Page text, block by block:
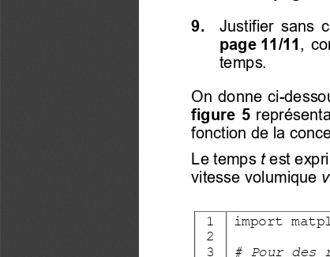
9.
Justifier  sans
page 11/11
temps.
On donne ci-
figure  5
fonction de la
Le temps t est
vitesse volumique v
1
2
3
import
# Pour des